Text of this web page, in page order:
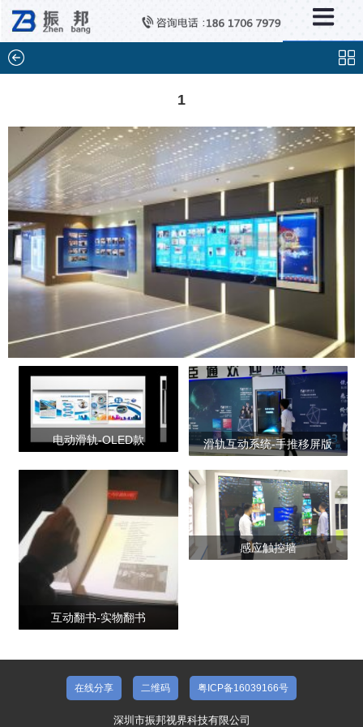
1
电动滑轨-OLED款 滑轨互动系统-手推移屏版
互动翻书-实物翻书
感应触控墙
分类列表
×
AR/VR互动系统
智能互动系统
特殊显示产品
雷达互动系统
智能中控系统
投影互动系统
产品合集一
产品合集二
在线分享 二维码 粤ICP备16039166号
深圳市振邦视界科技有限公司